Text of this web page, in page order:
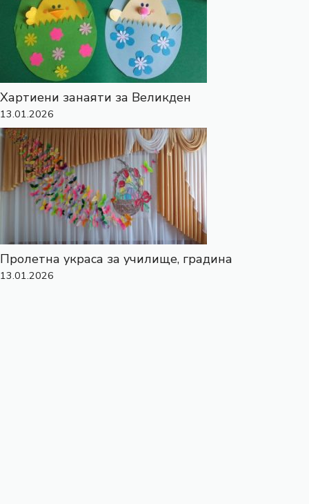
Хартиени занаяти за Великден
13.01.2026
Пролетна украса за училище, градина
13.01.2026